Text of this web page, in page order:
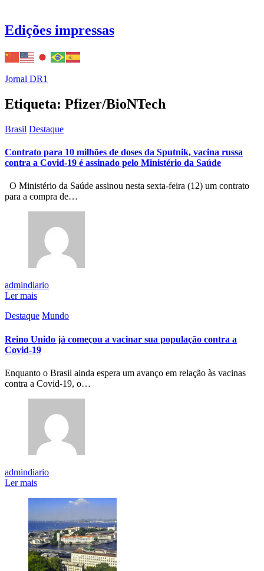
Edições impressas
Jornal DR1
Etiqueta: Pfizer/BioNTech
Brasil Destaque
Contrato para 10 milhões de doses da Sputnik, vacina russa
contra a Covid-19 é assinado pelo Ministério da Saúde
O Ministério da Saúde assinou nesta sexta-feira (12) um contrato
para a compra de…
admindiario
Ler mais
Destaque Mundo
Reino Unido já começou a vacinar sua população contra a
Covid-19
Enquanto o Brasil ainda espera um avanço em relação às vacinas
contra a Covid-19, o…
admindiario
Ler mais